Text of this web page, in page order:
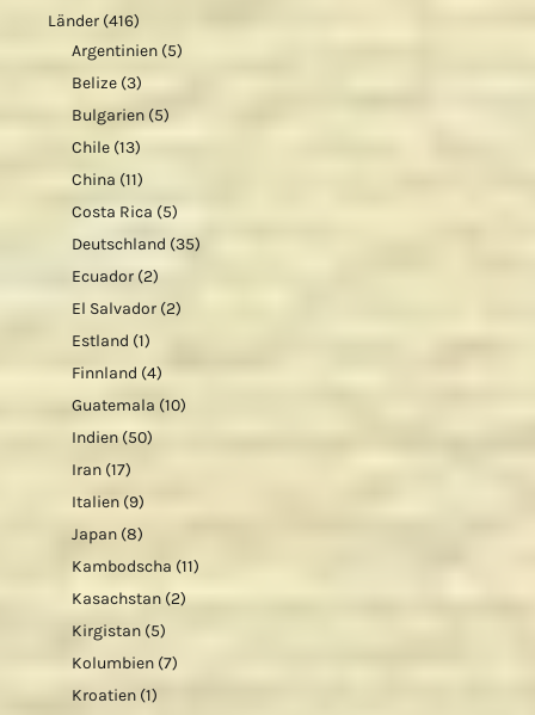
Länder (416)
Argentinien (5)
Belize (3)
Bulgarien (5)
Chile (13)
China (11)
Costa Rica (5)
Deutschland (35)
Ecuador (2)
El Salvador (2)
Estland (1)
Finnland (4)
Guatemala (10)
Indien (50)
Iran (17)
Italien (9)
Japan (8)
Kambodscha (11)
Kasachstan (2)
Kirgistan (5)
Kolumbien (7)
Kroatien (1)